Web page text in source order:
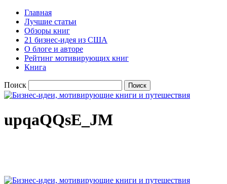
Главная
Лучшие статьи
Обзоры книг
21 бизнес-идея из США
О блоге и авторе
Рейтинг мотивирующих книг
Книга
Поиск
upqaQQsE_JM